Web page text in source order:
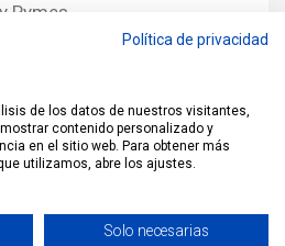
Pymes
Política de privacidad
de los datos de nuestros visitantes,
contenido personalizado y
en el sitio web. Para obtener más
utilizamos, abre los ajustes.
Solo necesarias